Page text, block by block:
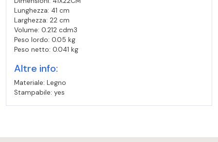
Lunghezza: 41 cm
Larghezza: 22 cm
Volume: 0.212 cdm3
Peso lordo: 0.05 kg
Peso netto: 0.041 kg
Altre info:
Materiale: Legno
Stampabile: yes